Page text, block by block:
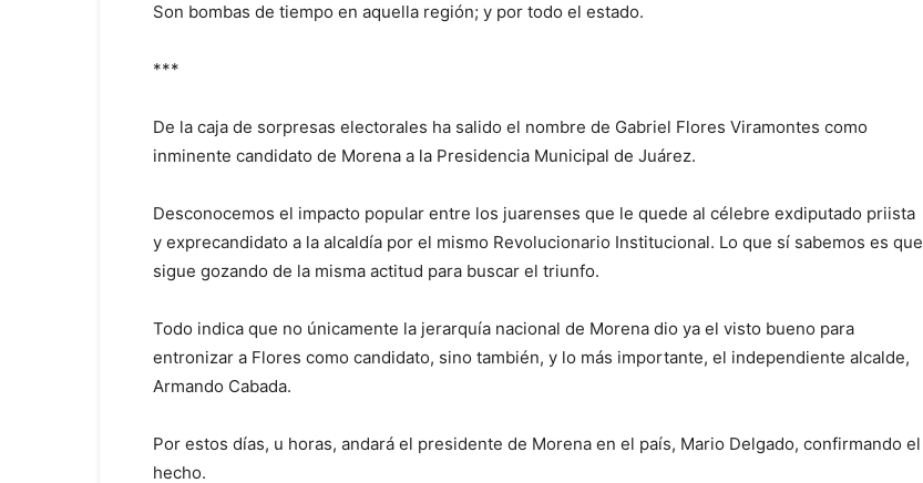
Son bombas de tiempo en aquella región; y por todo el estado.
***
De la caja de sorpresas electorales ha salido el nombre de Gabriel Flores Viramontes como
inminente candidato de Morena a la Presidencia Municipal de Juárez.
Desconocemos el impacto popular entre los juarenses que le quede al célebre exdiputado priista
y exprecandidato a la alcaldía por el mismo Revolucionario Institucional. Lo que sí sabemos es que
sigue gozando de la misma actitud para buscar el triunfo.
Todo indica que no únicamente la jerarquía nacional de Morena dio ya el visto bueno para
entronizar a Flores como candidato, sino también, y lo más importante, el independiente alcalde,
Armando Cabada.
Por estos días, u horas, andará el presidente de Morena en el país, Mario Delgado, confirmando el
hecho.